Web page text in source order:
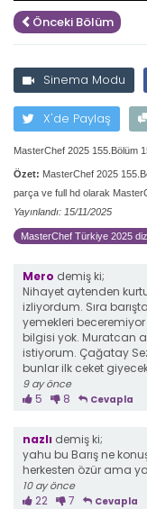
Önceki Bölüm
Sinema Modu
X'de Paylaş
MasterChef 2025 155.Bölüm
Özet: MasterChef 2025
parça ve full hd olarak
Yayınlandı: 15/11/2025
MasterChef Türkiye 2025
Mero demiş ki;
Nihayet aytenden
izliyordum. Sıra
yemekleri beceremiyor
bilgisi yok. Muratcan
istiyorum. Çağatay
bunlar ilk ceket
9 ay önce
5 8 Cevapla
nazlı demiş ki;
yahu bu Barış ne
herkesten özür ama
10 ay önce
22 7 Cevapla